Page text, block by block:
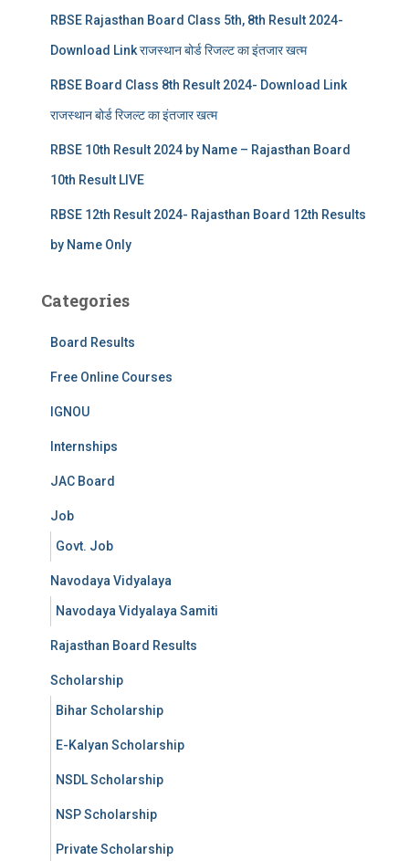
RBSE Rajasthan Board Class 5th, 8th Result 2024-
Download Link राजस्थान बोर्ड रिजल्‍ट का इंतजार खत्‍म
RBSE Board Class 8th Result 2024- Download Link
राजस्थान बोर्ड रिजल्‍ट का इंतजार खत्‍म
RBSE 10th Result 2024 by Name – Rajasthan Board
10th Result LIVE
RBSE 12th Result 2024- Rajasthan Board 12th Results
by Name Only
Categories
Board Results
Free Online Courses
IGNOU
Internships
JAC Board
Job
Govt. Job
Navodaya Vidyalaya
Navodaya Vidyalaya Samiti
Rajasthan Board Results
Scholarship
Bihar Scholarship
E-Kalyan Scholarship
NSDL Scholarship
NSP Scholarship
Private Scholarship